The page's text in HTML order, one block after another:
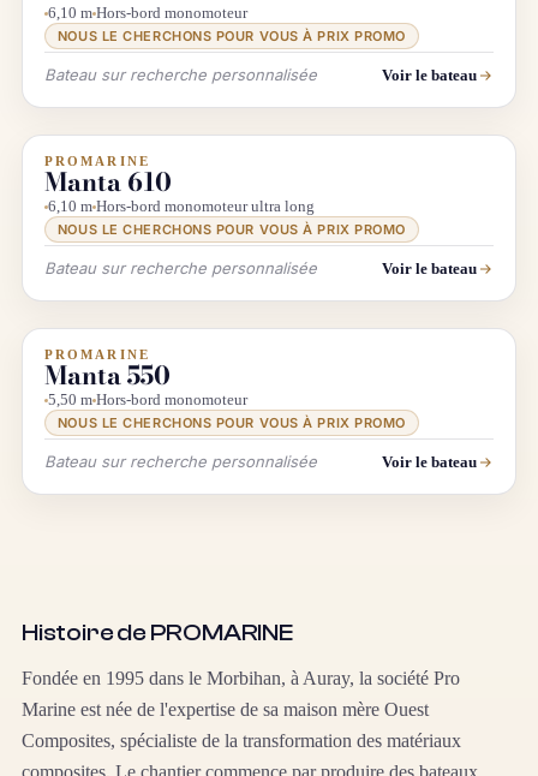
6,10 m Hors-bord monomoteur
NOUS LE CHERCHONS POUR VOUS À PRIX PROMO
Bateau sur recherche personnalisée Voir le bateau
INFO & RECHERCHE
PROMARINE
Manta 610
6,10 m Hors-bord monomoteur ultra long
NOUS LE CHERCHONS POUR VOUS À PRIX PROMO
Bateau sur recherche personnalisée Voir le bateau
INFO & RECHERCHE
PROMARINE
Manta 550
5,50 m Hors-bord monomoteur
NOUS LE CHERCHONS POUR VOUS À PRIX PROMO
Bateau sur recherche personnalisée Voir le bateau
Histoire de PROMARINE
Fondée en 1995 dans le Morbihan, à Auray, la société Pro
Marine est née de l'expertise de sa maison mère Ouest
Composites, spécialiste de la transformation des matériaux
composites. Le chantier commence par produire des bateaux